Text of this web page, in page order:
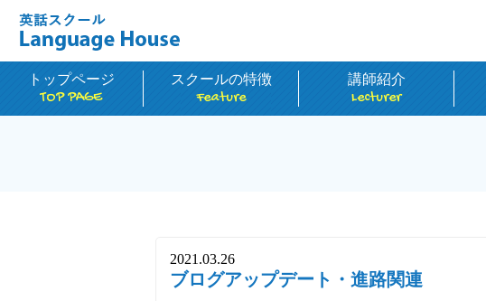
トップページ
TOP PAGE
スクールの特徴
Feature
講師紹介
Lecturer
2021.03.26
ブログアップデート・進路関連